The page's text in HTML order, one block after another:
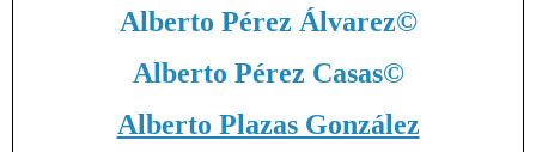
Alberto Pérez Álvarez©
Alberto Pérez Casas©
Alberto Plazas González